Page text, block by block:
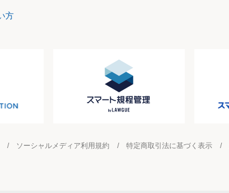
方
ソーシャルメディア利用規約 特定商取引法に基づく表示